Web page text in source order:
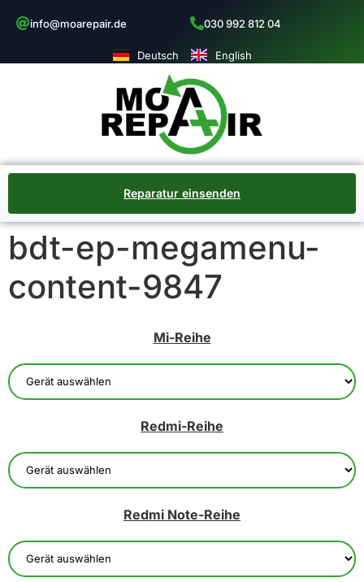
info@moarepair.de 030 992 812 04
Deutsch English
Reparatur einsenden
bdt-ep-megamenu-
content-9847
Mi-Reihe
Redmi-Reihe
Redmi Note-Reihe